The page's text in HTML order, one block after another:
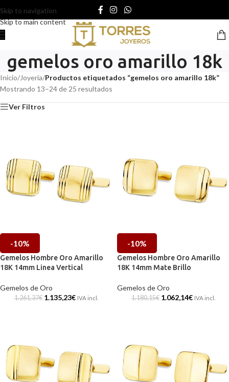
Skip to navigation
Skip to main content
gemelos oro amarillo 18k
Inicio/Joyería/Productos etiquetados “gemelos oro amarillo 18k”
Mostrando 13–24 de 25 resultados
Ver Filtros
-10%
Gemelos Hombre Oro Amarillo
18K 14mm Linea Vertical
Gemelos de Oro
1.261,37€ 1.135,23€ IVA incl.
-10%
Gemelos Hombre Oro Amarillo
18K 14mm Mate Brillo
Gemelos de Oro
1.180,15€ 1.062,14€ IVA incl.